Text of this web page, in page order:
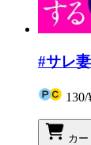
#サレ
130/
カー